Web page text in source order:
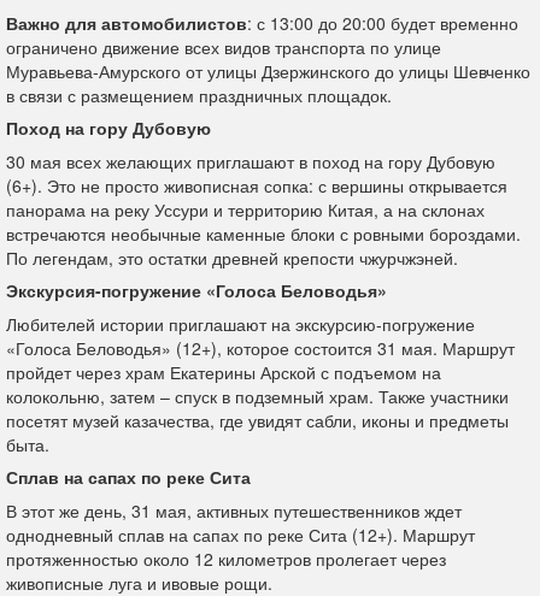
Важно для автомобилистов: с 13:00 до 20:00 будет временно
ограничено движение всех видов транспорта по улице
Муравьева-Амурского от улицы Дзержинского до улицы Шевченко
в связи с размещением праздничных площадок.
Поход на гору Дубовую
30 мая всех желающих приглашают в поход на гору Дубовую
(6+). Это не просто живописная сопка: с вершины открывается
панорама на реку Уссури и территорию Китая, а на склонах
встречаются необычные каменные блоки с ровными бороздами.
По легендам, это остатки древней крепости чжурчжэней.
Экскурсия-погружение «Голоса Беловодья»
Любителей истории приглашают на экскурсию-погружение
«Голоса Беловодья» (12+), которое состоится 31 мая. Маршрут
пройдет через храм Екатерины Арской с подъемом на
колокольню, затем – спуск в подземный храм. Также участники
посетят музей казачества, где увидят сабли, иконы и предметы
быта.
Сплав на сапах по реке Сита
В этот же день, 31 мая, активных путешественников ждет
однодневный сплав на сапах по реке Сита (12+). Маршрут
протяженностью около 12 километров пролегает через
живописные луга и ивовые рощи.